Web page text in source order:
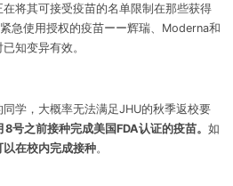
将其可接受疫苗的名单限制在那些获得
急使用授权的疫苗ーー辉瑞、Moderna和
知变异有效。
学，大概率无法满足JHU的秋季返校要
8号之前接种完成美国FDA认证的疫苗。 如
以在校内完成接种。